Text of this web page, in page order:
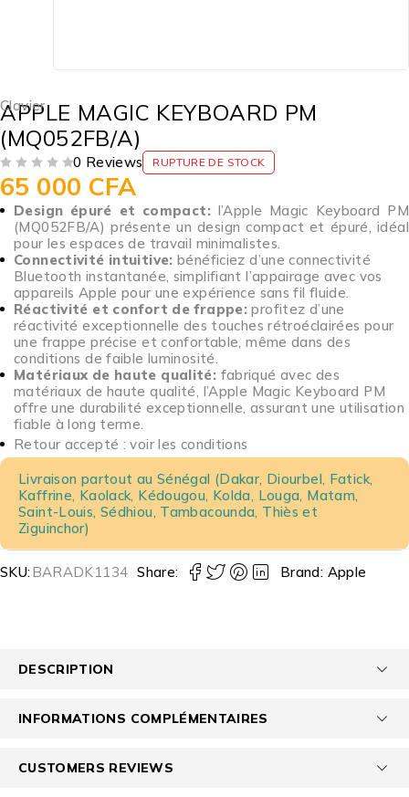
Clavier
APPLE MAGIC KEYBOARD PM
(MQ052FB/A)
0 Reviews RUPTURE DE STOCK
65 000 CFA
Design épuré et compact:l’Apple Magic Keyboard PM
(MQ052FB/A) présente un design compact et épuré, idéal
pour les espaces de travail minimalistes.
Connectivité intuitive: bénéficiez d’une connectivité
Bluetooth instantanée, simplifiant l’appairage avec vos
appareils Apple pour une expérience sans fil fluide.
Réactivité et confort de frappe: profitez d’une
réactivité exceptionnelle des touches rétroéclairées pour
une frappe précise et confortable, même dans des
conditions de faible luminosité.
Matériaux de haute qualité: fabriqué avec des
matériaux de haute qualité, l’Apple Magic Keyboard PM
offre une durabilité exceptionnelle, assurant une utilisation
fiable à long terme.
Retour accepté : voir les conditions
Livraison partout au Sénégal (Dakar, Diourbel, Fatick,
Kaffrine, Kaolack, Kédougou, Kolda, Louga, Matam,
Saint-Louis, Sédhiou, Tambacounda, Thiès et
Ziguinchor)
SKU:BARADK1134 Share: Brand: Apple
DESCRIPTION
INFORMATIONS COMPLÉMENTAIRES
CUSTOMERS REVIEWS